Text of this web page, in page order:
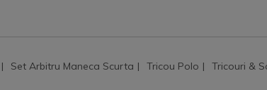
Set Arbitru Maneca Scurta Tricou Polo Tricouri &